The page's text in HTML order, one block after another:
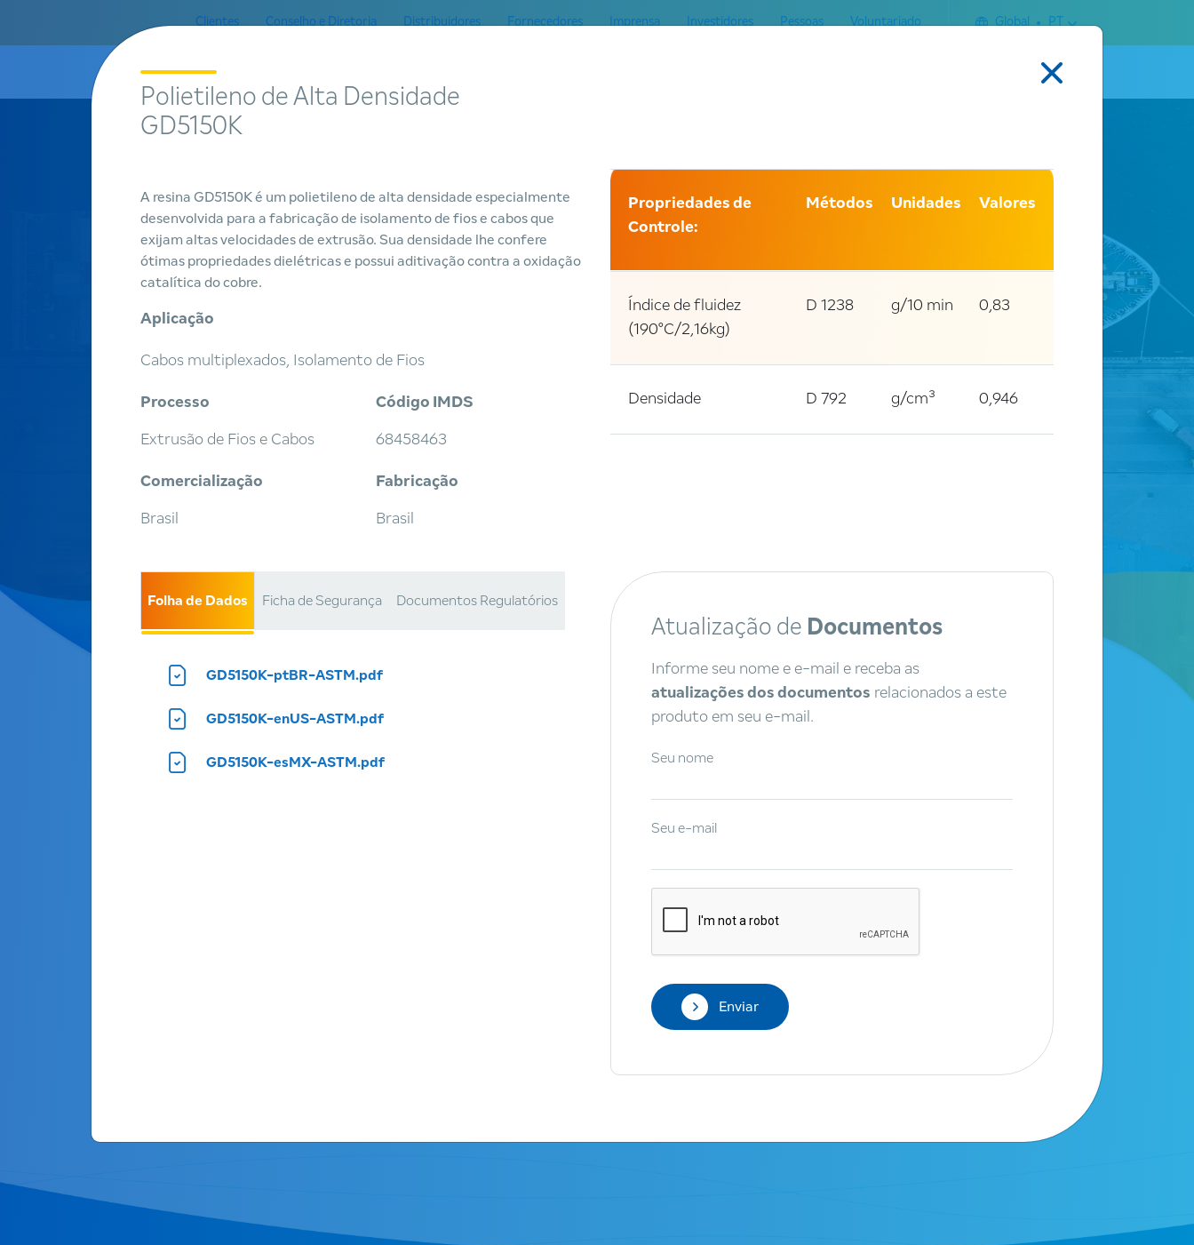
Clientes Conselho e Diretoria Distribuidores Fornecedores Imprensa Investidores Pessoas Voluntariado Global PT
Produtos
Encontre
um produto
SEGMENTOS
Polietileno de Alta Densidade
GD5150K
A resina GD5150K é um polietileno de alta densidade especialmente
desenvolvida para a fabricação de isolamento de fios e cabos que
exijam altas velocidades de extrusão. Sua densidade lhe confere
ótimas propriedades dielétricas e possui aditivação contra a oxidação
catalítica do cobre.
Aplicação
Cabos multiplexados, Isolamento de Fios
Processo
Extrusão de Fios e Cabos
Código IMDS
68458463
Comercialização
Brasil
Fabricação
Brasil
Propriedades de
Controle:
Métodos Unidades Valores
Índice de fluidez
(190°C/2,16kg)
D 1238 g/10 min 0,83
Densidade D 792 g/cm³ 0,946
Folha de Dados Ficha de Segurança Documentos Regulatórios
GD5150K-ptBR-ASTM.pdf
GD5150K-enUS-ASTM.pdf
GD5150K-esMX-ASTM.pdf
Atualização de Documentos
Informe seu nome e e-mail e receba as
atualizações dos documentos relacionados a este
produto em seu e-mail.
Seu nome
Seu e-mail
Enviar